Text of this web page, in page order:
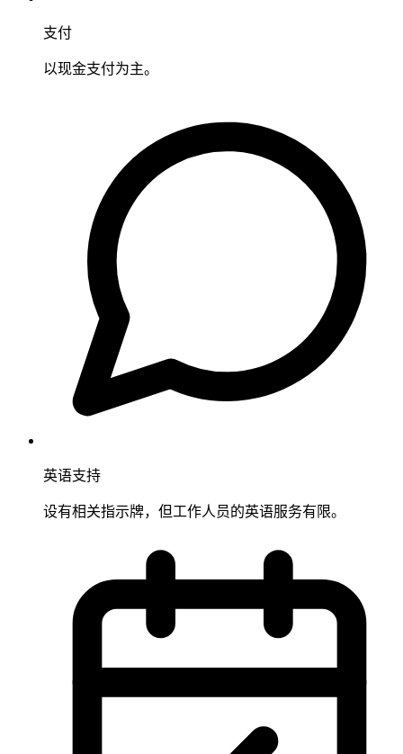
支付
以现金支付为主。
英语支持
设有相关指示牌，但工作人员的英语服务有限。